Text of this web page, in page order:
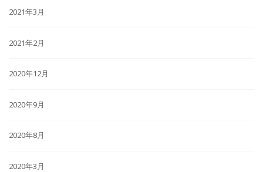
2021年3月
2021年2月
2020年12月
2020年9月
2020年8月
2020年3月